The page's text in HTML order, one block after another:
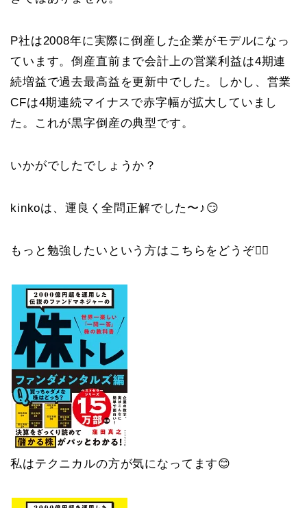
P社は2008年に実際に倒産した企業がモデルになっ
ています。倒産直前まで会計上の営業利益は4期連
続増益で過去最高益を更新中でした。しかし、営業
CFは4期連続マイナスで赤字幅が拡大していまし
た。これが黒字倒産の典型です。
いかがでしたでしょうか？
kinkoは、運良く全問正解でした〜♪😏
もっと勉強したいという方はこちらをどうぞ💁‍♀️
私はテクニカルの方が気になってます😊